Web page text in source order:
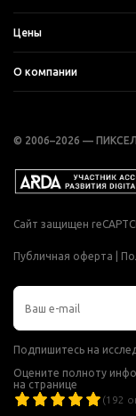
Цены
О компании
© 2006–2026 —
Сайт защищен
Публичная оферта
Подпишитесь на
Оцените полноту
на странице
(192